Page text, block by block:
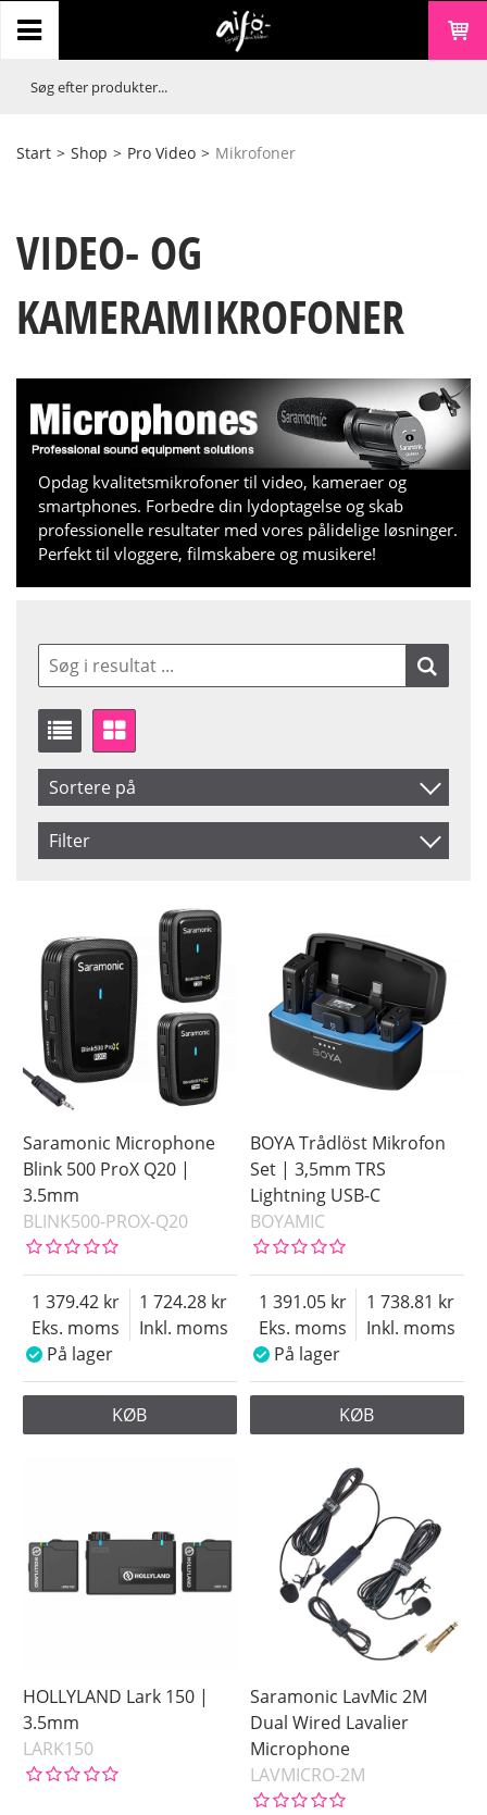
Start > Shop > Pro Video > Mikrofoner
VIDEO- OG
KAMERAMIKROFONER
Opdag kvalitetsmikrofoner til video, kameraer og
smartphones. Forbedre din lydoptagelse og skab
professionelle resultater med vores pålidelige løsninger.
Perfekt til vloggere, filmskabere og musikere!
Sortere på
Produkt Kode
Märke
Filter
Pris
Saramonic Microphone
Blink 500 ProX Q20 |
3.5mm
BLINK500-PROX-Q20
Eks. moms
1 379.42
Inkl. moms
1 724.28
På lager
KØB
BOYA Trådlöst Mikrofon
Set | 3,5mm TRS
Lightning USB-C
BOYAMIC
Eks. moms
1 391.05
Inkl. moms
1 738.81
På lager
KØB
HOLLYLAND Lark 150 |
3.5mm
LARK150
Saramonic LavMic 2M
Dual Wired Lavalier
Microphone
LAVMICRO-2M